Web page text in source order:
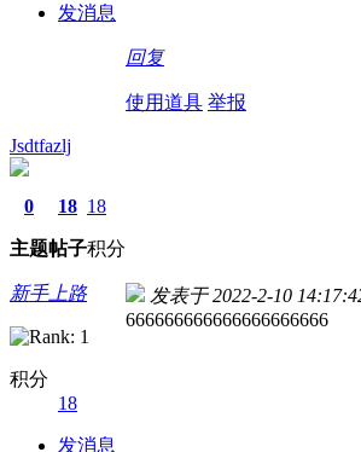
发消息
回复
使用道具 举报
Jsdtfazlj
0
主题
18
帖子
18
积分
新手上路
积分
18
发消息
发表于 2022-2-10
666666666666666666666